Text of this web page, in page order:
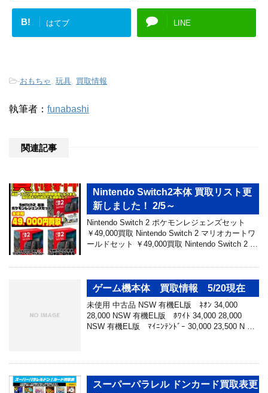
B! はてブ LINE
-おもちゃ, 玩具, 買取情報
執筆者： funabashi
関連記事
Nintendo Switch2本体 買取リスト更
新しました！ 2/5～
Nintendo Switch 2 ポケモンレジェンズセット
￥49,000買取 Nintendo Switch 2 マリオカートワ
ールドセット ￥49,000買取 Nintendo Switch 2 …
ゲーム機本体 買取情報 5/20現在
未使用 中古品 NSW 有機EL版 ﾈｵﾝ 34,000
28,000 NSW 有機EL版 ﾎﾜｲﾄ 34,000 28,000
NSW 有機EL版 ﾏｲﾆﾝﾃﾝﾄﾞｰ 30,000 23,500 N …
スーパーパラレル ドンカード買取表更